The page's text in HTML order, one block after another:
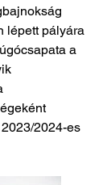
lépett pályára
a
2024-es